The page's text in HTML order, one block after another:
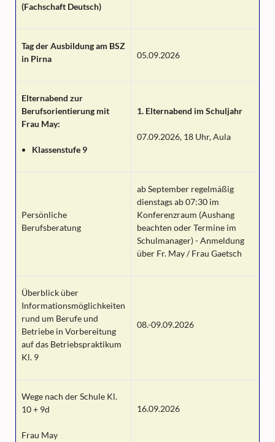
(Fachschaft Deutsch)
Tag der Ausbildung am BSZ
in Pirna
05.09.2026
Elternabend zur
Berufsorientierung mit
Frau May:
Klassenstufe 9
1. Elternabend im Schuljahr
07.09.2026, 18 Uhr, Aula
Persönliche
Berufsberatung
ab September regelmäßig
dienstags ab 07:30 im
Konferenzraum (Aushang
beachten oder Termine im
Schulmanager) - Anmeldung
über Fr. May / Frau Gaetsch
Überblick über
Informationsmöglichkeiten
rund um Berufe und
Betriebe in Vorbereitung
auf das Betriebspraktikum
Kl. 9
08.-09.09.2026
Wege nach der Schule Kl.
10 + 9d
Frau May
16.09.2026